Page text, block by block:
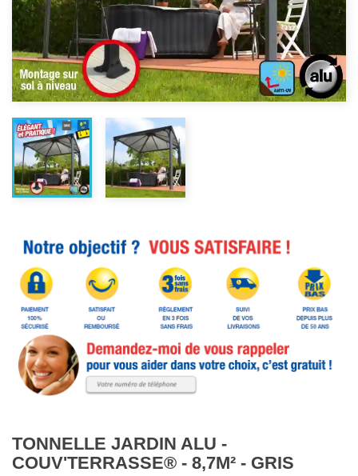
TONNELLE JARDIN ALU -
COUV'TERRASSE® - 8,7M² - GRIS